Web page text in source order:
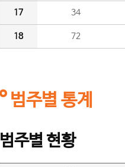
17 34
18 72
범주별 통계
범주별 현황